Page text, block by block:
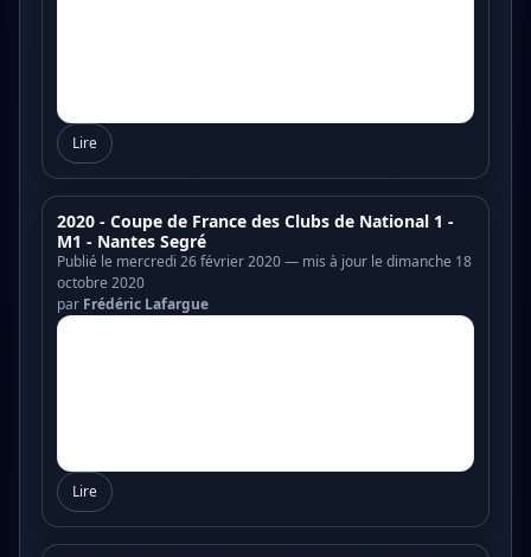
Lire
2020 - Coupe de France des Clubs de National 1 -
M1 - Nantes Segré
Publié le mercredi 26 février 2020 — mis à jour le dimanche 18
octobre 2020
par Frédéric Lafargue
Lire